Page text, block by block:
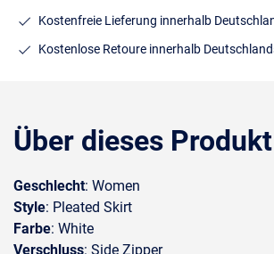
Kostenfreie Lieferung innerhalb
Kostenlose Retoure innerhalb
Über dieses Produkt
Geschlecht: Women
Style: Pleated Skirt
Farbe: White
Verschluss: Side Zipper